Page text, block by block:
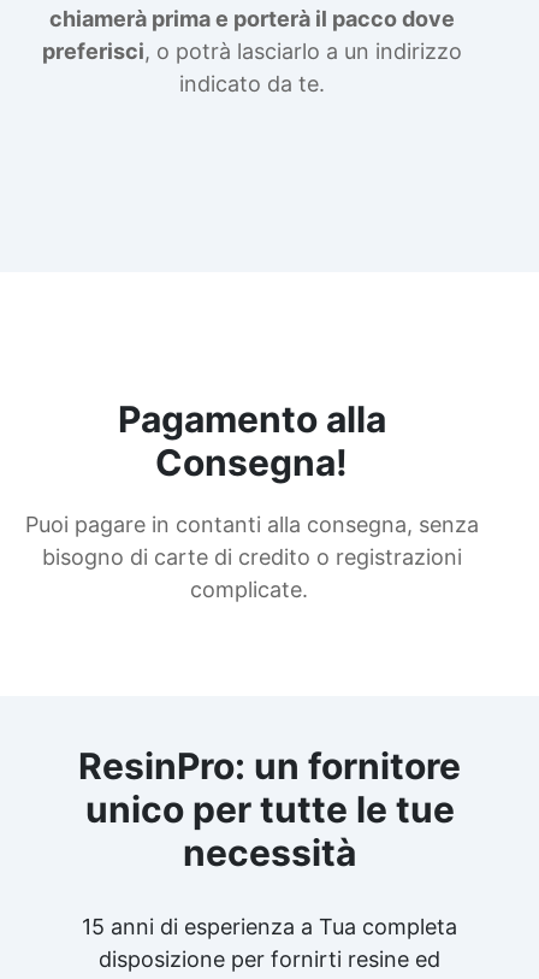
chiamerà prima e porterà il pacco dove
preferisci, o potrà lasciarlo a un indirizzo
indicato da te.
Pagamento alla
Consegna!
Puoi pagare in contanti alla consegna, senza
bisogno di carte di credito o registrazioni
complicate.
ResinPro: un fornitore
unico per tutte le tue
necessità
15 anni di esperienza a Tua completa
disposizione per fornirti resine ed